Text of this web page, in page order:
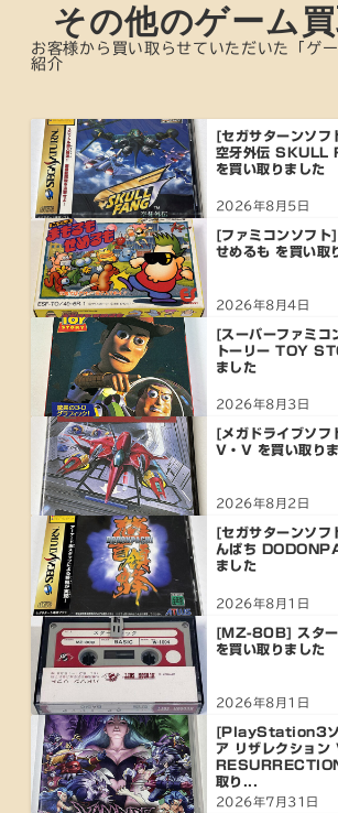
その他のゲーム
お客様から買い取らせていただいた「ゲ
紹介
[セガサターンソフ
空牙外伝 SKULL
を買い取りました
2026年8月5日
[ファミコンソフト
せめるも を買い取
2026年8月4日
[スーパーファミコ
トーリー TOY
ました
2026年8月3日
[メガドライブソ
V・V を買い取り
2026年8月2日
[セガサターンソ
んぱち
ました
2026年8月1日
[MZ-80B] スタ
を買い取りました
2026年8月1日
[PlayStation3ソ
ア リザレクショ
取り...
2026年7月31日